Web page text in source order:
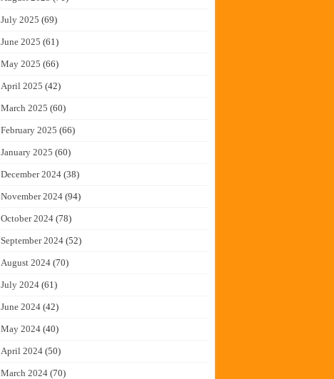
July 2025 (69)
June 2025 (61)
May 2025 (66)
April 2025 (42)
March 2025 (60)
February 2025 (66)
January 2025 (60)
December 2024 (38)
November 2024 (94)
October 2024 (78)
September 2024 (52)
August 2024 (70)
July 2024 (61)
June 2024 (42)
May 2024 (40)
April 2024 (50)
March 2024 (70)